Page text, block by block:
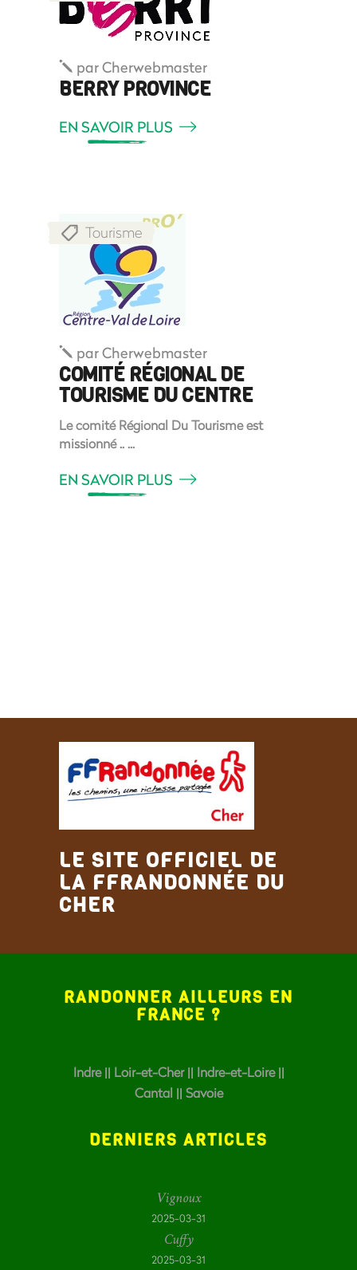
parCherwebmaster
BERRY PROVINCE
EN SAVOIR PLUS
Tourisme
parCherwebmaster
COMITÉ RÉGIONAL DE
TOURISME DU CENTRE
Le comité Régional Du Tourisme est
missionné ..
EN SAVOIR PLUS
LE SITE OFFICIEL DE
LA FFRANDONNÉE DU
CHER
RANDONNER AILLEURS EN
FRANCE ?
Indre|| Loir-et-Cher|| Indre-et-Loire||
Cantal || Savoie
DERNIERS ARTICLES
Vignoux
2025-03-31
Cuffy
2025-03-31